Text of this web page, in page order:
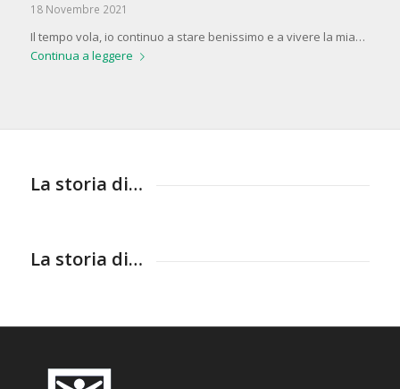
18 Novembre 2021
Il tempo vola, io continuo a stare benissimo e a vivere la mia…
Continua a leggere
La storia di…
La storia di…